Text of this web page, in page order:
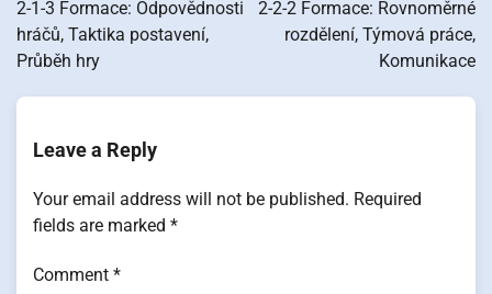
2-1-3 Formace: Odpovědnosti
hráčů, Taktika postavení,
Průběh hry
2-2-2 Formace: Rovnoměrné
rozdělení, Týmová práce,
Komunikace
Leave a Reply
Your email address will not be published. Required
fields are marked *
Comment *